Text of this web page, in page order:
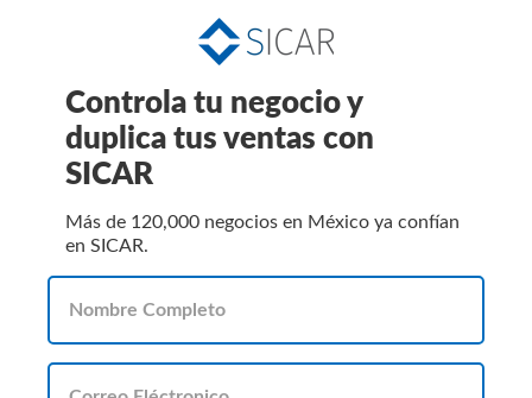
Controla tu negocio y
duplica tus ventas con
SICAR
Más de 120,000 negocios en México ya confían
en SICAR.